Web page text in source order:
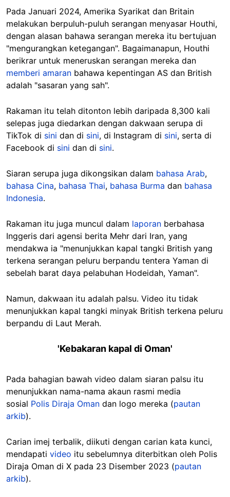
Pada Januari 2024, Amerika Syarikat dan Britain
melakukan berpuluh-puluh serangan menyasar Houthi,
dengan alasan bahawa serangan mereka itu bertujuan
"mengurangkan ketegangan". Bagaimanapun, Houthi
berikrar untuk meneruskan serangan mereka dan
memberi amaran bahawa kepentingan AS dan British
adalah "sasaran yang sah".
Rakaman itu telah ditonton lebih daripada 8,300 kali
selepas juga diedarkan dengan dakwaan serupa di
TikTok di sini dan di sini, di Instagram di sini, serta di
Facebook di sini dan di sini.
Siaran serupa juga dikongsikan dalam bahasa Arab,
bahasa Cina, bahasa Thai, bahasa Burma dan bahasa
Indonesia.
Rakaman itu juga muncul dalam laporan berbahasa
Inggeris dari agensi berita Mehr dari Iran, yang
mendakwa ia "menunjukkan kapal tangki British yang
terkena serangan peluru berpandu tentera Yaman di
sebelah barat daya pelabuhan Hodeidah, Yaman".
Namun, dakwaan itu adalah palsu. Video itu tidak
menunjukkan kapal tangki minyak British terkena peluru
berpandu di Laut Merah.
'Kebakaran kapal di Oman'
Pada bahagian bawah video dalam siaran palsu itu
menunjukkan nama-nama akaun rasmi media
sosial Polis Diraja Oman dan logo mereka (pautan
arkib).
Carian imej terbalik, diikuti dengan carian kata kunci,
mendapati video itu sebelumnya diterbitkan oleh Polis
Diraja Oman di X pada 23 Disember 2023 (pautan
arkib).